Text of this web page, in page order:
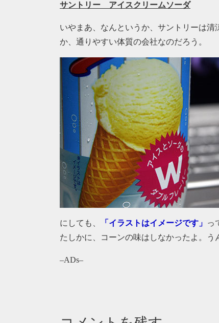
サントリー アイスクリームソーダ
いやまあ、なんというか、サントリーは
か、通りやすい体質の会社なのだろう。
にしても、 「イラストはイメージです」 っ
たしかに、コーンの味はしなかったよ。う
–ADs–